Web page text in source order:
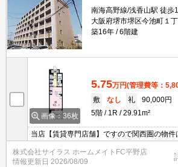
南海高野線/浅香山駅 徒歩
大阪府堺市堺区今池町１丁
築16年
6階建
画像：36枚
5.75万円(管理費等：
敷
なし 礼
90,000円
5階
1R 29.91m²
当店【賃貸専門店舗】ですので関西圏の物件
い！どこにある物件でも当店までお気軽に
せ♪初期費用がご心配な方はクレジット決済
お部屋探し頂けます。
株式会社サイラス ホームメイトFC平野店
情報更新日 2026/08/09